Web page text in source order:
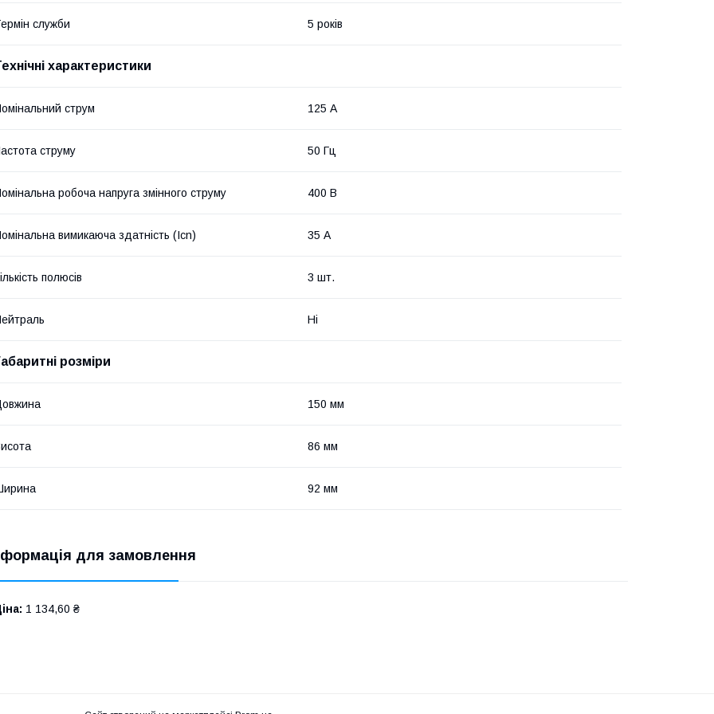
служби 5 років
характеристики
струм 125 А
струму 50 Гц
робоча напруга змінного струму 400 В
вимикаюча здатність (Icn) 35 А
полюсів 3 шт.
Ні
розміри
150 мм
86 мм
92 мм
для замовлення
1 134,60 ₴